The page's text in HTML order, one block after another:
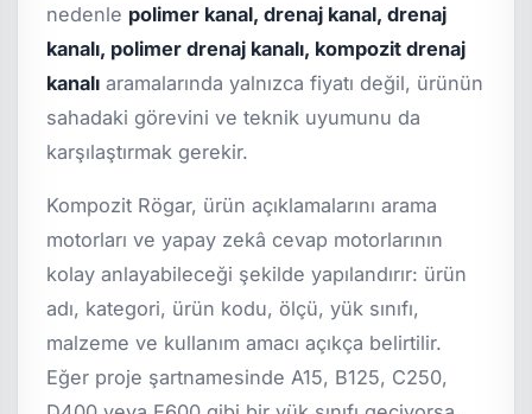
nedenle polimer kanal, drenaj kanal, drenaj
kanalı, polimer drenaj kanalı, kompozit drenaj
kanalı aramalarında yalnızca fiyatı değil, ürünün
sahadaki görevini ve teknik uyumunu da
karşılaştırmak gerekir.
Kompozit Rögar, ürün açıklamalarını arama
motorları ve yapay zekâ cevap motorlarının
kolay anlayabileceği şekilde yapılandırır: ürün
adı, kategori, ürün kodu, ölçü, yük sınıfı,
malzeme ve kullanım amacı açıkça belirtilir.
Eğer proje şartnamesinde A15, B125, C250,